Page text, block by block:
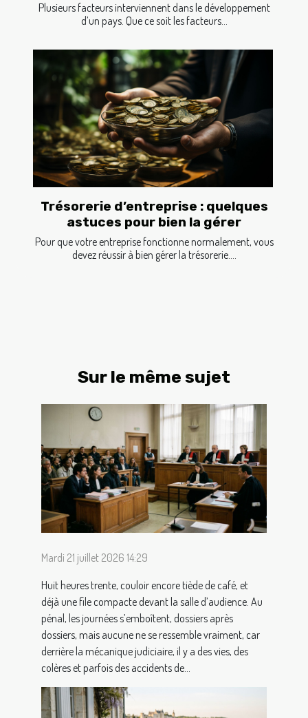
Plusieurs facteurs interviennent dans le développement
d’un pays. Que ce soit les facteurs...
Trésorerie d’entreprise : quelques
astuces pour bien la gérer
Pour que votre entreprise fonctionne normalement, vous
devez réussir à bien gérer la trésorerie....
Sur le même sujet
Mardi 21 juillet 2026 14:29
Huit heures trente, couloir encore tiède de café, et
déjà une file compacte devant la salle d’audience. Au
pénal, les journées s’emboîtent, dossiers après
dossiers, mais aucune ne se ressemble vraiment, car
derrière la mécanique judiciaire, il y a des vies, des
colères et parfois des accidents de...